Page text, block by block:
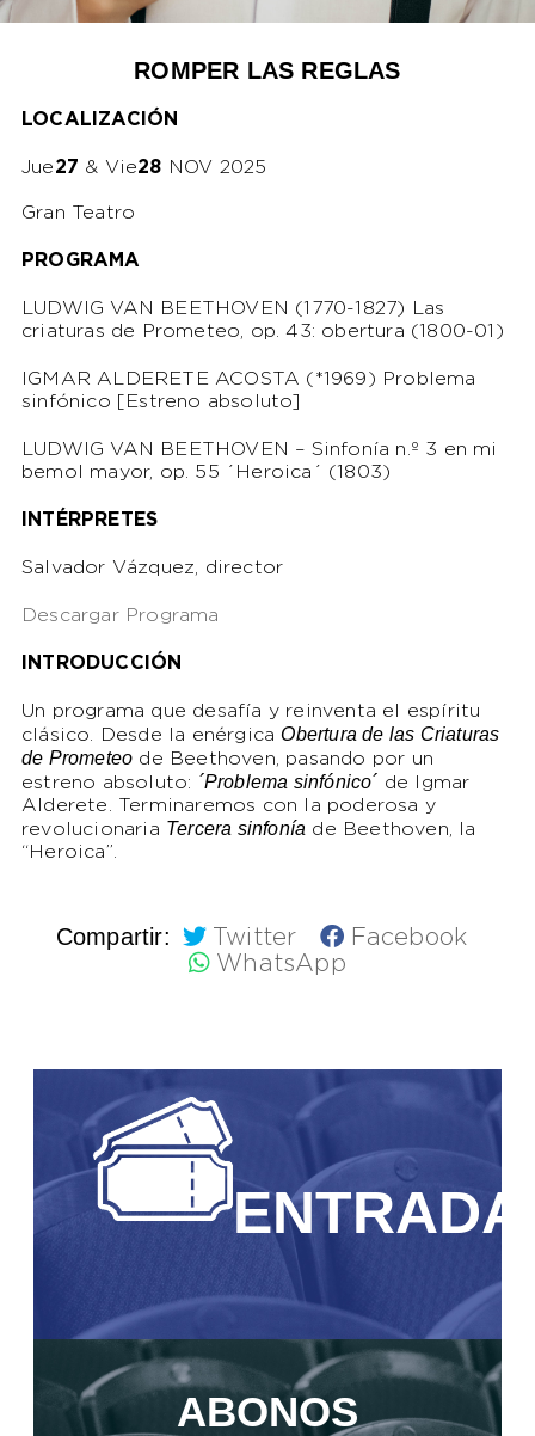
ROMPER LAS REGLAS
LOCALIZACIÓN
Jue 27 & Vie28 NOV 2025
Gran Teatro
PROGRAMA
LUDWIG VAN BEETHOVEN (1770-1827)
Las
criaturas de Prometeo , op. 43: obertura (1800-01)
IGMAR ALDERETE ACOSTA (*1969) Problema
sinfónico [Estreno absoluto]
LUDWIG VAN BEETHOVEN – Sinfonía n.º 3 en mi
bemol mayor, op. 55 ´Heroica´ (1803)
INTÉRPRETES
Salvador Vázquez, director
Descargar Programa
INTRODUCCIÓN
Un programa que desafía y reinventa el espíritu
clásico. Desde la enérgicaObertura de las Criaturas
de Prometeo de Beethoven, pasando por un
estreno absoluto: ´Problema sinfónico´ de Igmar
Alderete. Terminaremos con la poderosa y
revolucionaria Tercera sinfonía de Beethoven, la
“Heroica”.
Compartir: Twitter
Facebook
WhatsApp
ABONOS